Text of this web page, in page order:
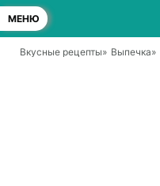
МЕНЮ
Вкусные рецепты» Выпечка»